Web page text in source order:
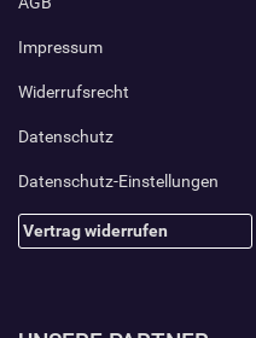
Impressum
Widerrufsrecht
Datenschutz
Datenschutz-Einstellungen
Vertrag widerrufen